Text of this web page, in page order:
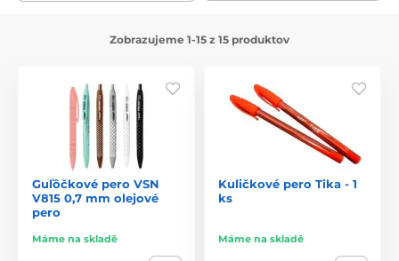
Zobrazujeme 1-15 z 15 produktov
Guľôčkové pero VSN
V815 0,7 mm olejové
pero
Máme na skladě
Kuličkové pero Tika - 1
ks
Máme na skladě